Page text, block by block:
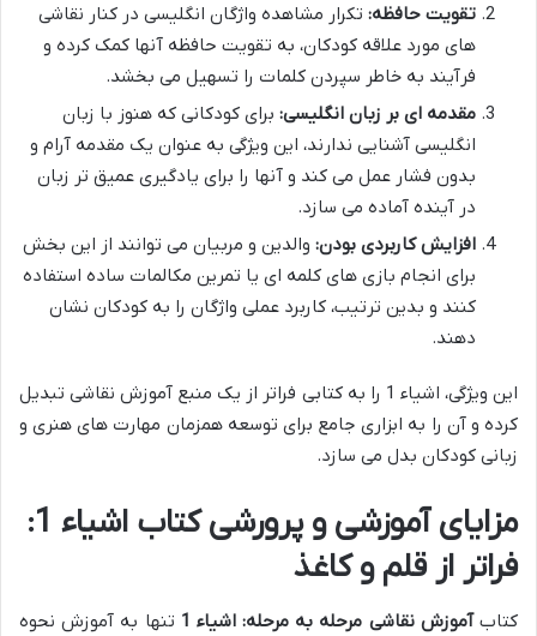
تقویت حافظه: تکرار مشاهده واژگان انگلیسی در کنار نقاشی
های مورد علاقه کودکان، به تقویت حافظه آنها کمک کرده و
فرآیند به خاطر سپردن کلمات را تسهیل می بخشد.
مقدمه ای بر زبان انگلیسی: برای کودکانی که هنوز با زبان
انگلیسی آشنایی ندارند، این ویژگی به عنوان یک مقدمه آرام و
بدون فشار عمل می کند و آنها را برای یادگیری عمیق تر زبان
در آینده آماده می سازد.
افزایش کاربردی بودن: والدین و مربیان می توانند از این بخش
برای انجام بازی های کلمه ای یا تمرین مکالمات ساده استفاده
کنند و بدین ترتیب، کاربرد عملی واژگان را به کودکان نشان
دهند.
این ویژگی، اشیاء 1 را به کتابی فراتر از یک منبع آموزش نقاشی تبدیل
کرده و آن را به ابزاری جامع برای توسعه همزمان مهارت های هنری و
زبانی کودکان بدل می سازد.
مزایای آموزشی و پرورشی کتاب اشیاء 1:
فراتر از قلم و کاغذ
کتابآموزش نقاشی مرحله به مرحله: اشیاء 1
تنها به آموزش نحوه